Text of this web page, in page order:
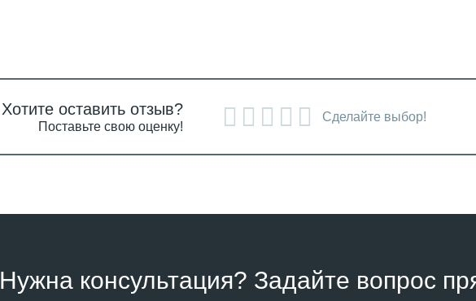
Хотите оставить отзыв?
Поставьте свою оценку!
Сделайте выбор!
Нужна консультация? Задайте вопрос